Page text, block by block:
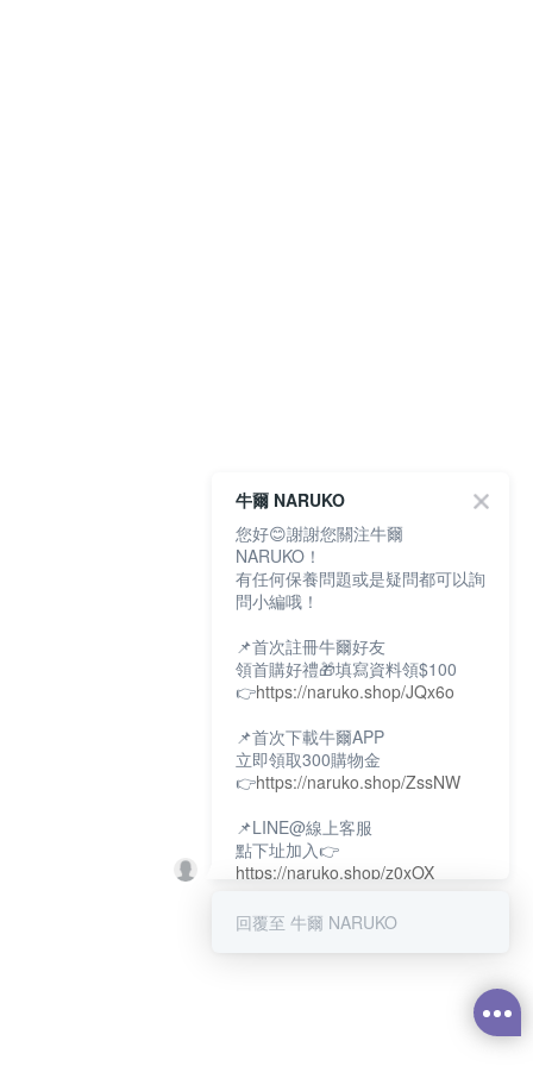
牛爾 NARUKO
您好😊謝謝您關注牛爾
NARUKO！
有任何保養問題或是疑問都可以詢
問小編哦！
📌首次註冊牛爾好友
領首購好禮🎁填寫資料領$100
👉https://naruko.shop/JQx6o
📌首次下載牛爾APP
立即領取300購物金
👉https://naruko.shop/ZssNW
📌LINE@線上客服
點下址加入👉
https://naruko.shop/z0xOX
📌電話客服：02-26581707
回覆至 牛爾 NARUKO